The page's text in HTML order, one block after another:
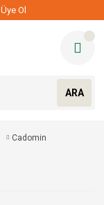
Üye Ol
ARA
Cadomin